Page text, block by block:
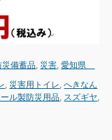
災備蓄品 災害 ,愛知県
災害用トイレ ,へきなん
ル製防災用品 スズギヤ